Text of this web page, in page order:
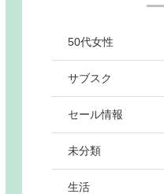
50代女性
サブスク
セール情報
未分類
生活